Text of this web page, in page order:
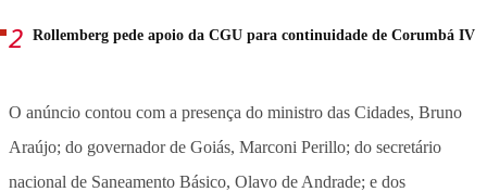
Rollemberg pede apoio da CGU para continuidade de Corumbá IV
O anúncio contou com a presença do ministro das Cidades, Bruno
Araújo; do governador de Goiás, Marconi Perillo; do secretário
nacional de Saneamento Básico, Olavo de Andrade; e dos